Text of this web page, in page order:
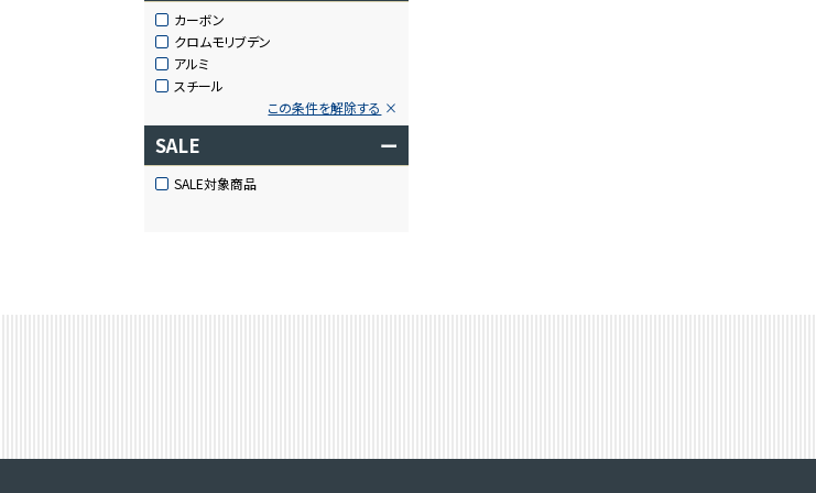
カーボン
クロムモリブデン
アルミ
スチール
この条件を解除する
SALE ー
SALE対象商品